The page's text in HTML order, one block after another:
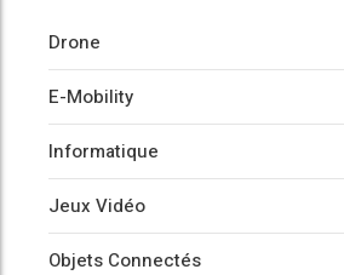
Drone
E-Mobility
Informatique
Jeux Vidéo
Objets Connectés